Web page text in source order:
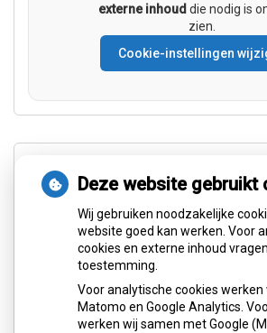
externe inhoud die nodig is
zien.
Cookie-instellingen
Facebook
U heeft geen toestemming
deanalytische cookiesdie
dit te zien.
Deze website gebruikt
Wij gebruiken noodzakelijke
website goed kan werken. Voor
cookies en externe inhoud
toestemming.
Voor analytische cookies
Matomo en Google Analytics.
werken wij samen met Google